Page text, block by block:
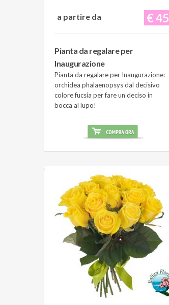
€ 45
a partire da
Pianta da regalare per
Inaugurazione
Pianta da regalare per Inaugurazione:
orchidea phalaenopsys dal decisivo
colore fucsia per fare un deciso in
bocca al lupo!